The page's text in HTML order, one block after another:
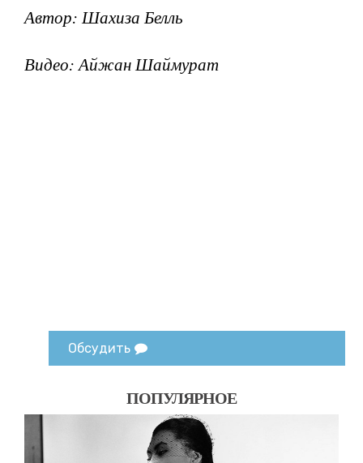
Автор: Шахиза Белль
Видео: Айжан Шаймурат
Обсудить
ПОПУЛЯРНОЕ